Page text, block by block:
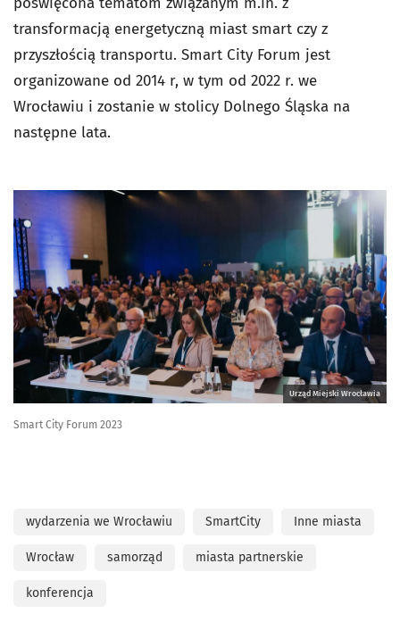
transformacją energetyczną miast smart czy z
przyszłością transportu. Smart City Forum jest
organizowane od 2014 r, w tym od 2022 r. we
Wrocławiu i zostanie w stolicy Dolnego Śląska na
następne lata.
Urząd Miejski Wrocławia
Smart City Forum 2023
wydarzenia we Wrocławiu SmartCity Inne miasta
Wrocław samorząd miasta partnerskie
konferencja